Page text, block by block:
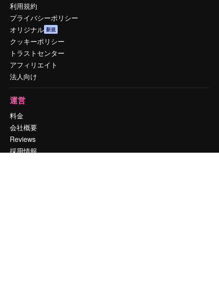
利用規約
プライバシーポリシー
オリジナル 新規
クッキーポリシー
トラストセンター
アフィリエイト
法人向け
運営
料金
会社概要
Reviews
採用情報